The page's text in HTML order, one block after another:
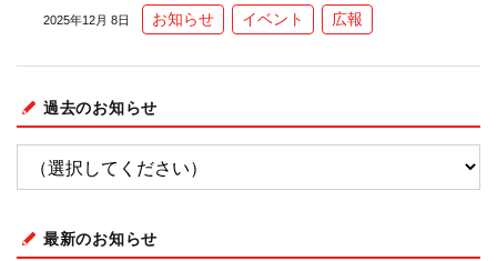
2025年12月 8日 お知らせ イベント 広報
過去のお知らせ
最新のお知らせ